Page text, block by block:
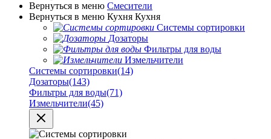
Вернуться в меню Смесители
Вернуться в меню Кухня Кухня
Системы сортировки
Дозаторы
Фильтры для воды
Измельчители
Системы сортировки(14)
Дозаторы(143)
Фильтры для воды(71)
Измельчители(45)